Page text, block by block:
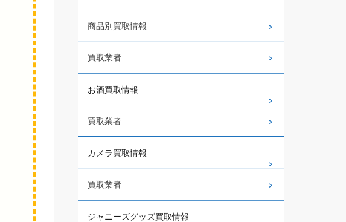
商品別買取情報
買取業者
お酒買取情報
買取業者
カメラ買取情報
買取業者
ジャニーズグッズ買取情報